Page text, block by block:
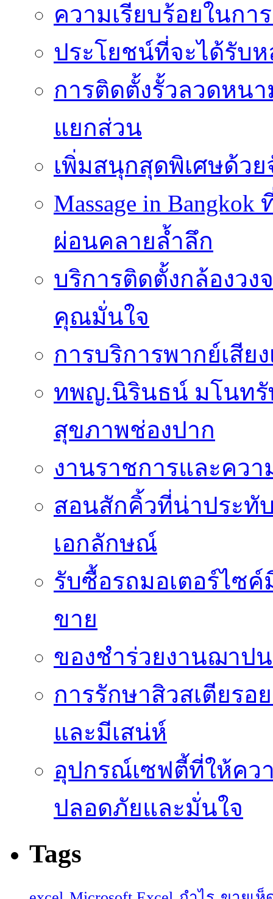
ความเรียบร้อยในก
ประโยชน์ที่จะได้รับ
การติดตั้งรั้วลวดหน
แยกส่วน
เพิ่มสนุกสุดพิเศษด้ว
Massage in
ผ่อนคลายล้ำลึก
บริการติดตั้งกล้องว
คุณมั่นใจ
การบริการพากย์เสีย
ทพญ.นิรินธน์ มโนทรั
สุขภาพช่องปาก
งานราชการและคว
สอนสักคิ้วที่น่าประทั
เอกลักษณ์
รับซื้อรถมอเตอร์ไซ
ขาย
ของชำร่วยงานฌาป
การรักษาสิวสเตียร
และมีเสน่ห์
อุปกรณ์เซฟตี้ที่ให้ค
ปลอดภัยและมั่นใจ
Tags